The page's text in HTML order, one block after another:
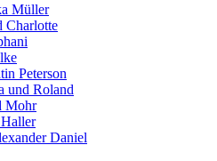
Müller
Charlotte
Peterson
und Roland
Mohr
Daniel